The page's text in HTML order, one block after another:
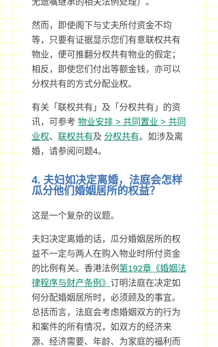
无遗嘱继承的相关法例处理）。
然而，即使阁下与丈夫所付资金不均
等，只要有证据显示您们有意联权共有
物业，便可推翻分权共有物业的假定；
相反，即使您们付出等额金钱，亦可以
分权共有的方式分配业权。
有关「联权共有」及「分权共有」的资
讯，可参考 物业安排 > 共同置业 > 共同
业权、 联权共有及 分权共有。如涉及离
婚，请参阅问题4。
4. 夫妇如决定离婚，法庭会怎样
瓜分他们婚姻居所的权益？
这是一个复杂的议题。
夫妇决定离婚的话，瓜分婚姻居所的权
益不一定与两人在购入物业时所付资金
的比例有关。香港法例 第192章《婚姻法
律程序与财产条例》 订明法庭在决定如
何分配婚姻居所时，必须顾及的事宜。
总括而言，法庭会考虑婚姻双方的行为
和案件的所有情况，如双方的经济来
源、经济需要、年龄、为家庭的福利而